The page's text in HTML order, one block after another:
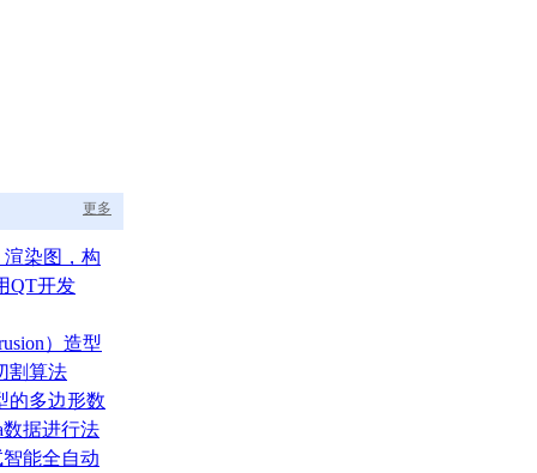
更多
渲染图，构
调度中枢
QT开发
）造型
割算法
的多边形数
据进行法
能全自动